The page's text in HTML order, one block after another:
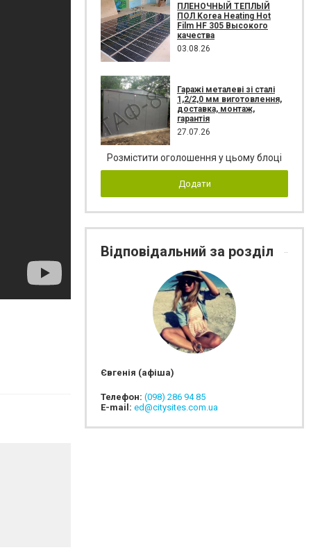
ПЛЕНОЧНЫЙ ТЕПЛЫЙ
ПОЛ Korea Heating Hot
Film HF 305 Высокого
качества
03.08.26
Гаражі металеві зі сталі
1,2/2,0 мм виготовлення,
доставка, монтаж,
гарантія
27.07.26
Розмістити оголошення у цьому блоці
Додати
Відповідальний за розділ
Євгенія (афіша)
Телефон: (098) 286 94 85
E-mail: ed@citysites.com.ua